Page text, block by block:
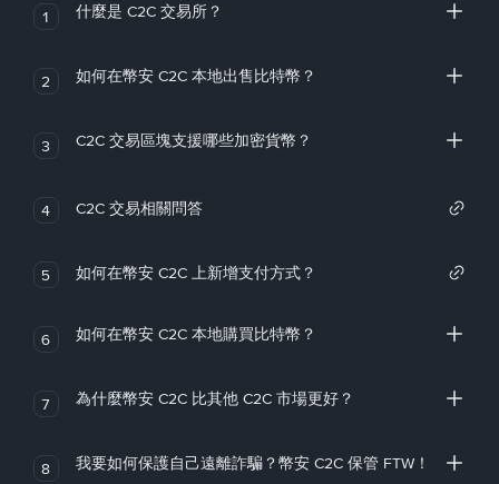
1 什麼是 C2C 交易所？
2 如何在幣安 C2C 本地出售比特幣？
3 C2C 交易區塊支援哪些加密貨幣？
4 C2C 交易相關問答
5 如何在幣安 C2C 上新增支付方式？
6 如何在幣安 C2C 本地購買比特幣？
7 為什麼幣安 C2C 比其他 C2C 市場更好？
8 我要如何保護自己遠離詐騙？幣安 C2C 保管 FTW！